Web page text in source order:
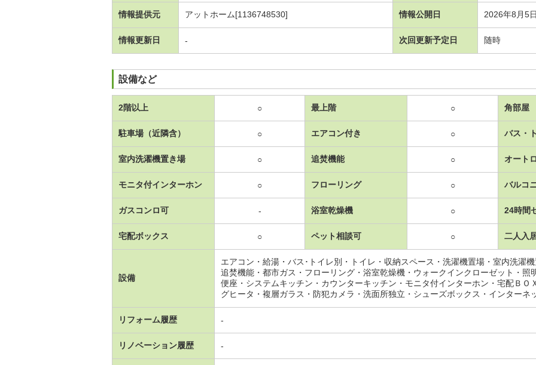
情報提供元 アットホーム[1136748530] 情報公開日 2026年8月5
情報更新日 - 次回更新予定日 随時
設備など
2階以上 ○ 最上階 ○ 角部屋
駐車場（近隣含） ○ エアコン付き ○ バス・
室内洗濯機置き場 ○ 追焚機能 ○ オート
モニタ付インターホン ○ フローリング ○ バルコ
ガスコンロ可 - 浴室乾燥機 ○ 24時間
宅配ボックス ○ ペット相談可 ○ 二人入
設備
エアコン・給湯・バス･トイレ別・トイレ・収納スペース・洗濯機置場・室内洗濯
追焚機能・都市ガス・フローリング・浴室乾燥機・ウォークインクローゼット・照
便座・システムキッチン・カウンターキッチン・モニタ付インターホン・宅配ＢＯ
グヒータ・複層ガラス・防犯カメラ・洗面所独立・シューズボックス・インター
リフォーム履歴 -
リノベーション履歴 -